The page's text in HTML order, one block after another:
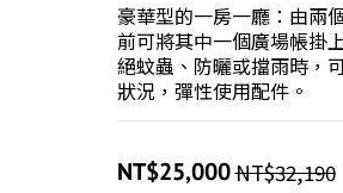
豪華型的一房一廳：由兩
前可將其中一個廣場帳掛
絕蚊蟲、防曬或擋雨時，
狀況，彈性使用配件。
NT$25,000NT$32,190